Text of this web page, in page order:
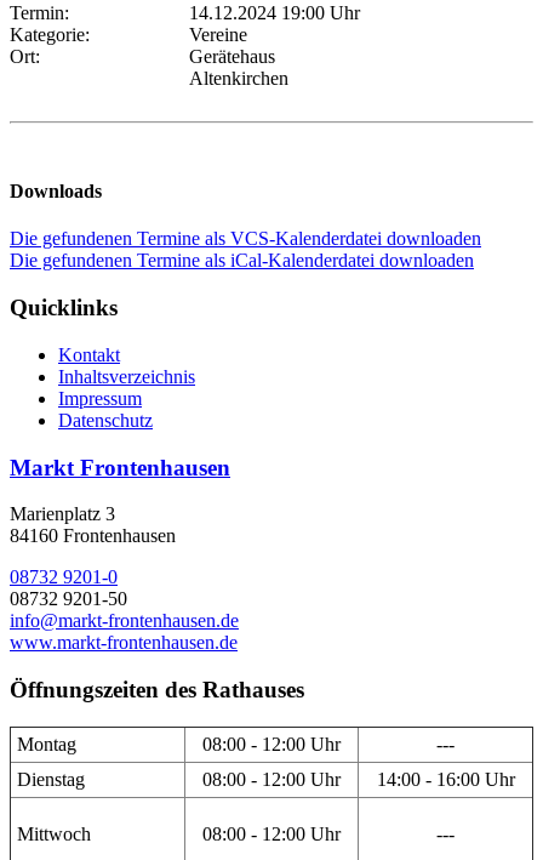
Termin:
14.12.2024 19:00 Uhr
Kategorie:
Vereine
Ort:
Gerätehaus
Altenkirchen
Downloads
Die gefundenen Termine als VCS-Kalenderdatei downloaden
Die gefundenen Termine als iCal-Kalenderdatei downloaden
Quicklinks
Kontakt
Inhaltsverzeichnis
Impressum
Datenschutz
Markt Frontenhausen
Marienplatz 3
84160 Frontenhausen
08732 9201-0
08732 9201-50
info@markt-frontenhausen.de
www.markt-frontenhausen.de
Öffnungszeiten des Rathauses
Montag 08:00 - 12:00 Uhr
---
Dienstag
08:00 - 12:00 Uhr 14:00 - 16:00 Uhr
Mittwoch 08:00 - 12:00 Uhr ---